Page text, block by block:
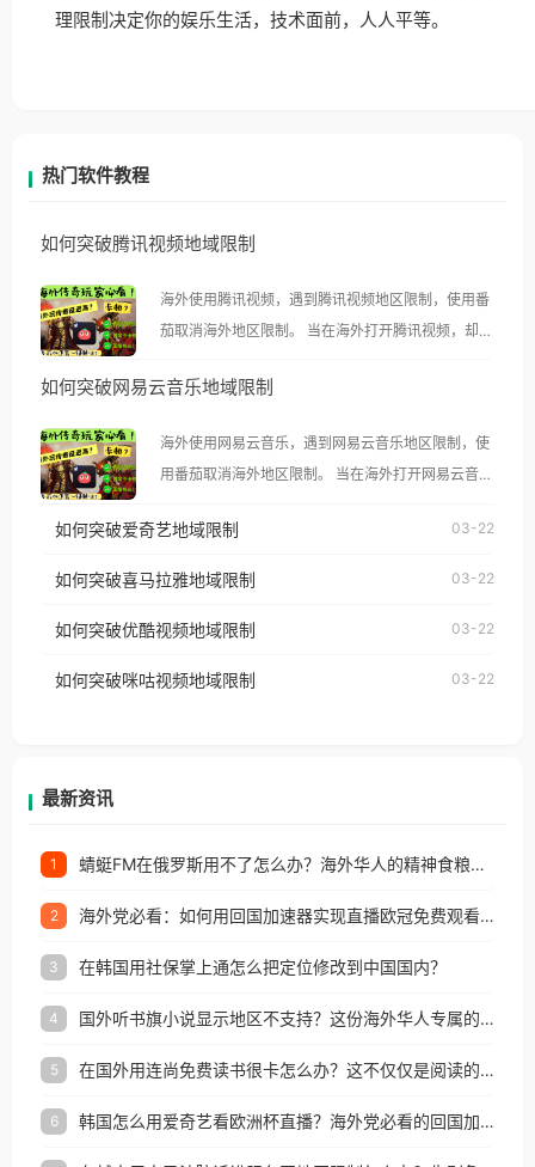
理限制决定你的娱乐生活，技术面前，人人平等。
热门软件教程
如何突破腾讯视频地域限制
海外使用腾讯视频，遇到腾讯视频地区限制，使用番
茄取消海外地区限制。 当在海外打开腾讯视频，却突
示语。 海外用户如香港、澳门、台湾、美国、加拿
像其他音乐平台一样，出现地区及版权限制问题，且
仅能在中国大陆地区播放。 遇到这个问题的朋友们，
台湾、美国、加拿大、澳大利亚、欧洲等国家和地区
权限制所困扰。
如何突破网易云音乐地域限制
海外使用网易云音乐，遇到网易云音乐地区限制，使
用番茄取消海外地区限制。 当在海外打开网易云音
播放”的提示语。 海外用户如香港、澳门、台湾、美
制问题，且仅能在中国大陆地区播放。 遇到这个问题
户收听网易云音乐地区版权限制」的问题，无论人在
如何突破爱奇艺地域限制 03-22
如何突破喜马拉雅地域限制 03-22
如何突破优酷视频地域限制 03-22
如何突破咪咕视频地域限制 03-22
最新资讯
1 蜻蜓FM在俄罗斯用不了怎么办？海外华人的精神食粮补给方案
2 海外党必看：如何用回国加速器实现直播欧冠免费观看？附影视音乐全攻略
3 在韩国用社保掌上通怎么把定位修改到中国国内？
4 国外听书旗小说显示地区不支持？这份海外华人专属的国内内容解锁指南请收好
5 在国外用连尚免费读书很卡怎么办？这不仅仅是阅读的烦恼
6 韩国怎么用爱奇艺看欧洲杯直播？海外党必看的回国加速全攻略